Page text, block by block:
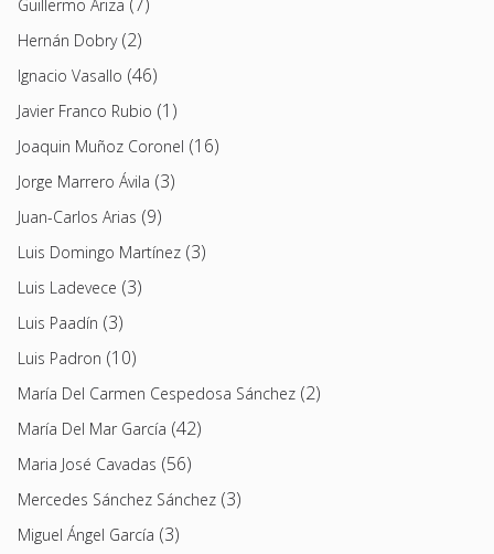
Guillermo Ariza
Hernán Dobry(2)
Ignacio Vasallo (46)
Javier Franco Rubio (1)
Joaquin Muñoz Coronel (16)
Jorge Marrero Ávila (3)
Juan-Carlos Arias (9)
Luis Domingo Martínez (3)
Luis Ladevece (3)
Luis Paadín (3)
Luis Padron (10)
María Del Carmen Cespedosa Sánchez (2)
María Del Mar García (42)
Maria José Cavadas (56)
Mercedes Sánchez Sánchez (3)
Miguel Ángel García (3)